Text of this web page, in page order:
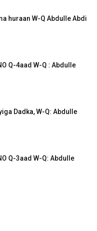
huraan W-Q Abdulle Abdi
Q-4aad W-Q : Abdulle
Dadka, W-Q: Abdulle
Q-3aad W-Q: Abdulle